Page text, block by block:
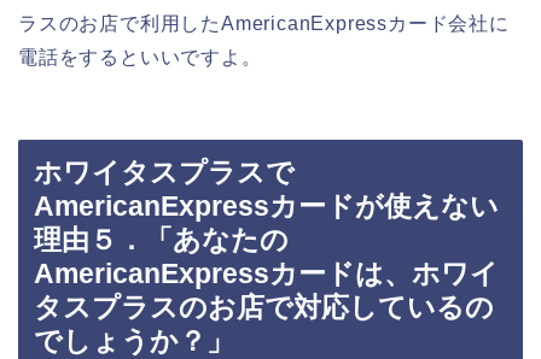
ラスのお店で利用したAmericanExpressカード会社に
電話をするといいですよ。
ホワイタスプラスで
AmericanExpressカードが使えない
理由５．「あなたの
AmericanExpressカードは、ホワイ
タスプラスのお店で対応しているの
でしょうか？」